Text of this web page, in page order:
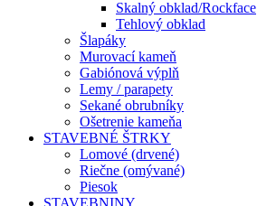
Skalný obklad/Rockface
Tehlový obklad
Šlapáky
Murovací kameň
Gabiónová výplň
Lemy / parapety
Sekané obrubníky
Ošetrenie kameňa
STAVEBNÉ ŠTRKY
Lomové (drvené)
Riečne (omývané)
Piesok
STAVEBNINY